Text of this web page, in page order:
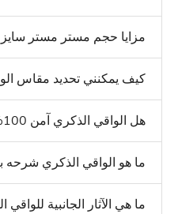
مزايا حجم مستر مستر سايز
كيف يمكنني تحديد مقاس
هل الواقي الذكري آمن 100%؟
ما هو الواقي الذكري شرحه
ما هي الآثار الجانبية للواقي